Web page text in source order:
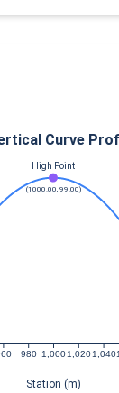
980 1,0001,0201,040
Station (m)
PVI
High Point
(1000.00, 99.00)
Curve